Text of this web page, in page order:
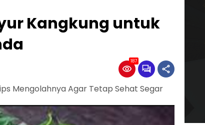
Kangkung untuk
187
Mengolahnya Agar Tetap Sehat Segar